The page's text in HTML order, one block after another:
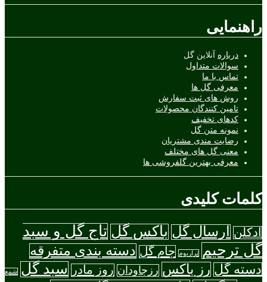
راهنمایی
درباره آنلاین گل
سوالات متداول
تماس با ما
معرفی گل ها
روش های ثبت سفارش
تامین کنندگان محصولات
کدهای تخفیف
نمونه متن گل
رضایت مندی مشتریان
معنی گل های مختلف
معرفی بهترین گلفروشی ها
کلمات کلیدی
ادکلن ارسال گل باکس گل تاج گل و سبد
گل ترحیم
تراریوم جام گل دسته بندی متفرقه
دسته گل رز باکس رزجاودان روز مادر سبد گل شمع